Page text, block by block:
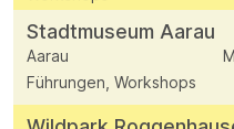
Stadtmuseum Aarau
Aarau
Führungen, Workshops